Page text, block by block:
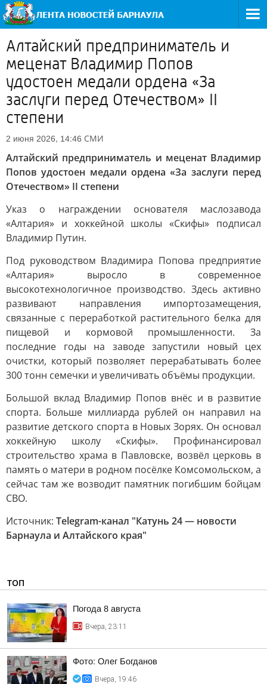
Алтайский предприниматель и
меценат Владимир Попов
удостоен медали ордена «За
заслуги перед Отечеством» II
степени
2 июня 2026, 14:46 СМИ
Алтайский предприниматель и меценат Владимир
Попов удостоен медали ордена «За заслуги перед
Отечеством» II степени
Указ о награждении основателя маслозавода
«Алтария» и хоккейной школы «Скифы» подписал
Владимир Путин.
Под руководством Владимира Попова предприятие
«Алтария» выросло в современное
высокотехнологичное производство. Здесь активно
развивают направления импортозамещения,
связанные с переработкой растительного белка для
пищевой и кормовой промышленности. За
последние годы на заводе запустили новый цех
очистки, который позволяет перерабатывать более
300 тонн семечки и увеличивать объёмы продукции.
Большой вклад Владимир Попов внёс и в развитие
спорта. Больше миллиарда рублей он направил на
развитие детского спорта в Новых Зорях. Он основал
хоккейную школу «Скифы». Профинансировал
строительство храма в Павловске, возвёл церковь в
память о матери в родном посёлке Комсомольском, а
сейчас там же возводит памятник погибшим бойцам
СВО.
Источник: Telegram-канал "Катунь 24 — новости
Барнаула и Алтайского края"
ТОП
Погода 8 августа
Вчера, 23:11
Фото: Олег Богданов
Вчера, 19:46